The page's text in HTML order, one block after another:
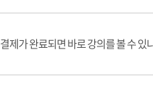
결제가 완료되면 바로 강의를 볼 수 있